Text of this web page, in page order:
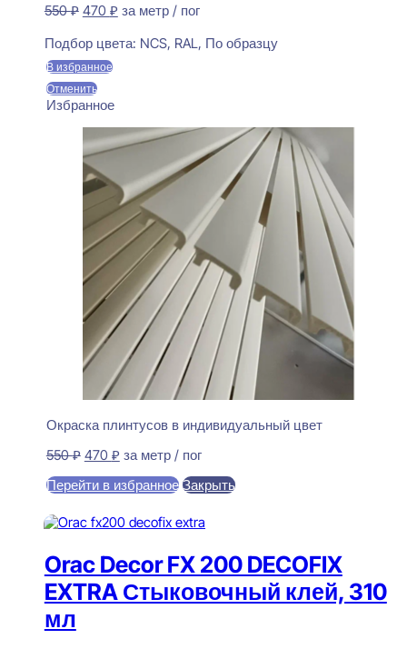
550₽ Первоначальная
составляла
550 ₽.
470 ₽Текущая
470 ₽.
за метр / пог
Подбор цвета: NCS, RAL, По образцу
В избранное
Отменить
Избранное
Окраска плинтусов в индивидуальный цвет
550₽ Первоначальная
составляла
470 ₽Текущая
470 ₽.
за метр / пог
Перейти в избранное Закрыть
Orac Decor FX 200 DECOFIX
EXTRA Стыковочный клей, 310
мл